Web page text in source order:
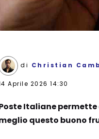
di Christian
Aprile 2026 14:30
Italiane
questo buono